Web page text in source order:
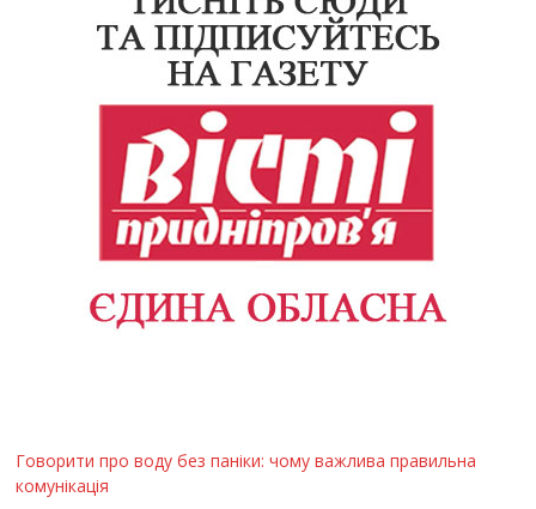
Говорити про воду без паніки: чому важлива правильна
комунікація